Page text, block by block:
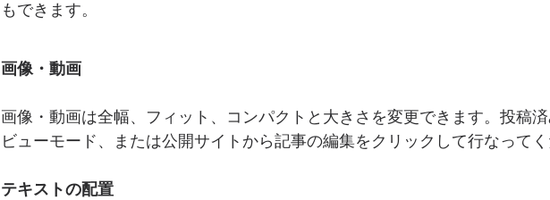
もできます。
画像・動画
画像・動画は全幅、フィット、コンパクトと大きさを変更できます。投稿
ビューモード、または公開サイトから記事の編集をクリックして行なって
テキストの配置